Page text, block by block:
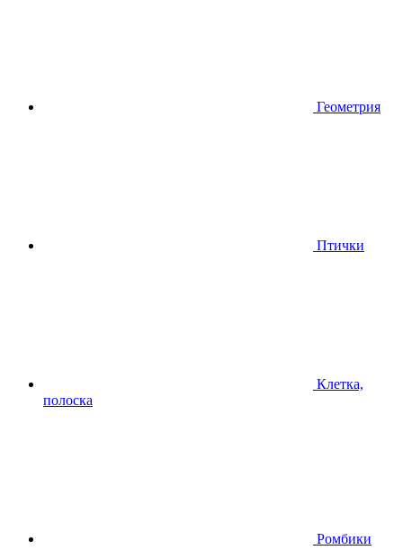
Геометрия
Птички
Клетка,
полоска
Ромбики